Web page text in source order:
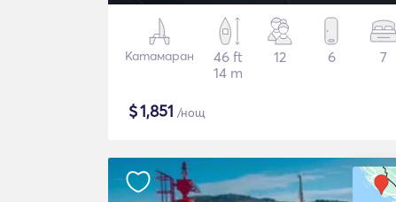
Катамаран
46 ft
14 m
12 6 7
$1,851 /нощ